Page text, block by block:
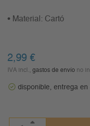
• Material: Cartó
2,99 €
IVA incl., gastos de envío no
disponible, entrega